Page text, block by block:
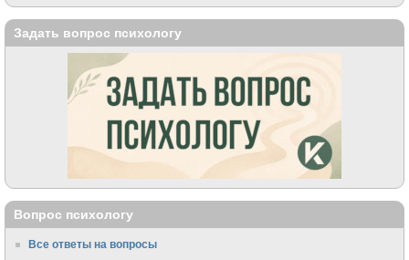
Задать вопрос психологу
Вопрос психологу
Все ответы на вопросы